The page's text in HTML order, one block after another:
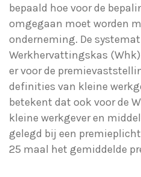
bepaald hoe voor de
omgegaan moet worden
onderneming. De
Werkhervattingskas
er voor de
definities van kleine
betekent dat ook voor de
kleine werkgever en
gelegd bij een
25 maal het gemiddelde